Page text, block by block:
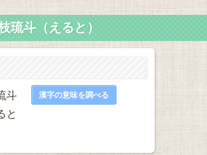
琉斗（えると）
斗 漢字の意味を調べる
と